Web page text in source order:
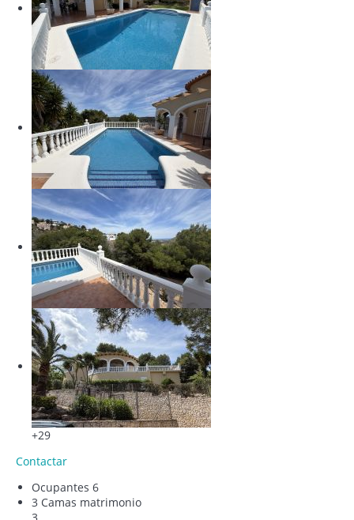
+29
Contactar
Ocupantes 6
3 Camas matrimonio
3